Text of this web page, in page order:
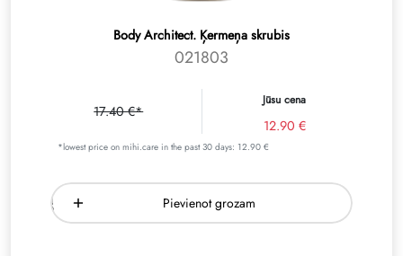
Body Architect. Ķermeņa skrubis
021803
17.40 €*
Jūsu cena
12.90 €
*lowest price on mihi.care in the past 30 days: 12.90 €
Pievienot grozam